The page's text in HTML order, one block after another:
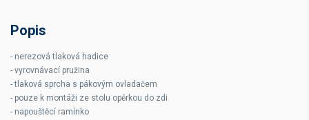
Popis
- nerezová tlaková hadice
- vyrovnávací pružina
- tlaková sprcha s pákovým ovladačem
- pouze k montáži ze stolu opěrkou do zdi
- napouštěcí ramínko